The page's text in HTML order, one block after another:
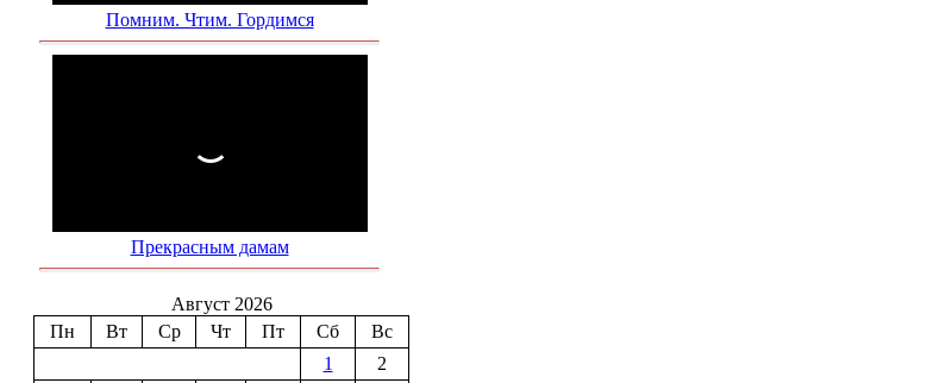
Помним. Чтим. Гордимся
Прекрасным дамам
Август 2026
Пн
Вт Ср Чт Пт Сб
Вс
1
2